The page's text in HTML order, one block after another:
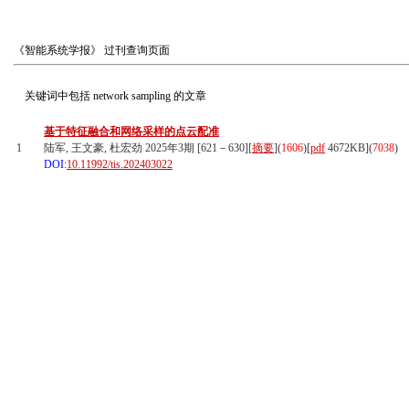
《智能系统学报》 过刊查询页面
关键词中包括 network sampling 的文章
1
基于特征融合和网络采样的点云配准
陆军, 王文豪, 杜宏劲 2025年3期 [621－630][摘要](1606)[pdf 4672KB](7038)
DOI:10.11992/tis.202403022